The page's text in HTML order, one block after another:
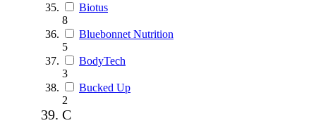
Biotus
8
Bluebonnet Nutrition
5
BodyTech
3
Bucked Up
2
C